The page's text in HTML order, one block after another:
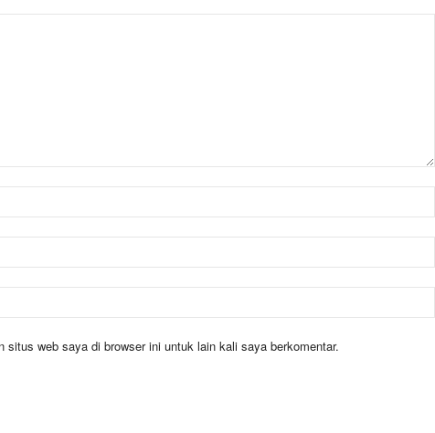
situs web saya di browser ini untuk lain kali saya berkomentar.